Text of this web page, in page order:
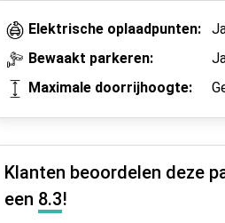
Elektrische oplaadpunten:
Bewaakt parkeren:
Maximale doorrijhoogte:
Klanten beoordelen deze
een 8.3!